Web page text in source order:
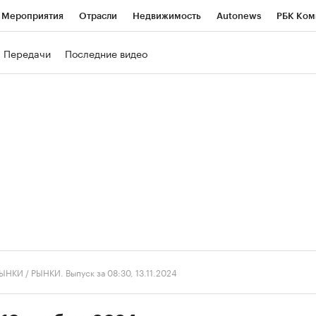
Мероприятия Отрасли Недвижимость Autonews РБК
Передачи Последние видео
/ РЫНКИ. Выпуск за 08:30, 13.11.2024